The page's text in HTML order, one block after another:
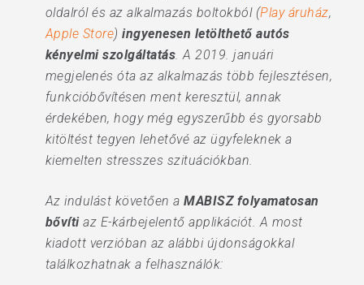
oldalról és az alkalmazás boltokból (Play áruház,
Apple Store)ingyenesen letölthető autós
kényelmi szolgáltatás. A 2019. januári
megjelenés óta az alkalmazás több fejlesztésen,
funkcióbővítésen ment keresztül, annak
érdekében, hogy még egyszerűbb és gyorsabb
kitöltést tegyen lehetővé az ügyfeleknek a
kiemelten stresszes szituációkban.
Az indulást követően aMABISZ folyamatosan
bővítiaz E-kárbejelentő applikációt. A most
kiadott verzióban az alábbi újdonságokkal
találkozhatnak a felhasználók: